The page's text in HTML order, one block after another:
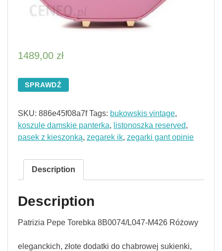
1489,00 zł
SPRAWDŹ
SKU: 886e45f08a7f Tags: bukowskis vintage,
koszule damskie panterka, listonoszka reserved,
pasek z kieszonką, zegarek ik, zegarki gant opinie
Description
Description
Patrizia Pepe Torebka 8B0074/L047-M426 Różowy
eleganckich, złote dodatki do chabrowej sukienki,